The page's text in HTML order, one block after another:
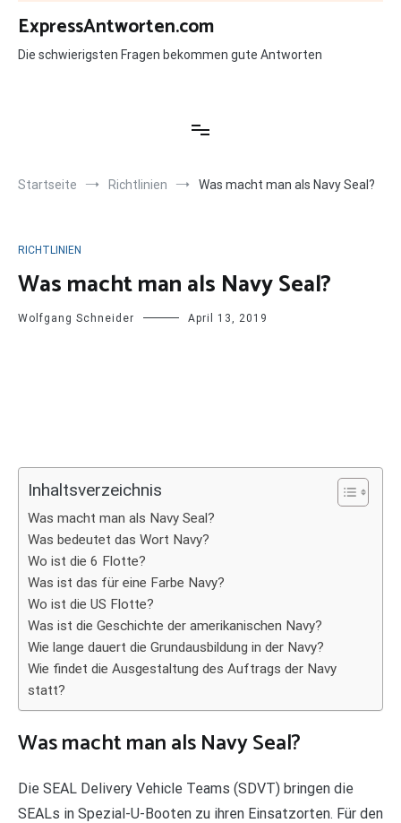
Zum
Inhalt
springen
ExpressAntworten.com
Die schwierigsten Fragen bekommen gute Antworten
Startseite Richtlinien Was macht man als Navy Seal?
RICHTLINIEN
Was macht man als Navy Seal?
Wolfgang Schneider April 13, 2019
Inhaltsverzeichnis
Was macht man als Navy Seal?
Was bedeutet das Wort Navy?
Wo ist die 6 Flotte?
Was ist das für eine Farbe Navy?
Wo ist die US Flotte?
Was ist die Geschichte der amerikanischen Navy?
Wie lange dauert die Grundausbildung in der Navy?
Wie findet die Ausgestaltung des Auftrags der Navy
statt?
Was macht man als Navy Seal?
Die SEAL Delivery Vehicle Teams (SDVT) bringen die
SEALs in Spezial-U-Booten zu ihren Einsatzorten. Für den